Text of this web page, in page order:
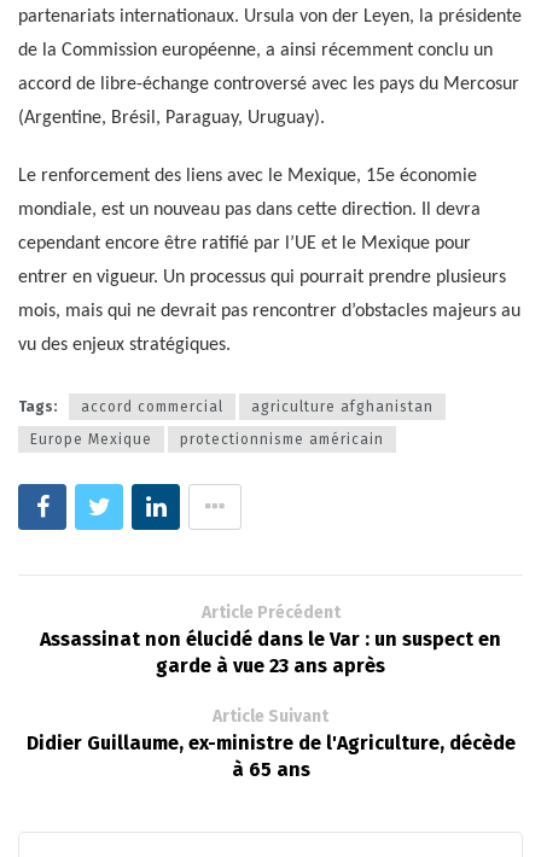
partenariats internationaux. Ursula von der Leyen, la présidente
de la Commission européenne, a ainsi récemment conclu un
accord de libre-échange controversé avec les pays du Mercosur
(Argentine, Brésil, Paraguay, Uruguay).
Le renforcement des liens avec le Mexique, 15e économie
mondiale, est un nouveau pas dans cette direction. Il devra
cependant encore être ratifié par l’UE et le Mexique pour
entrer en vigueur. Un processus qui pourrait prendre plusieurs
mois, mais qui ne devrait pas rencontrer d’obstacles majeurs au
vu des enjeux stratégiques.
Tags: accord commercial
agriculture afghanistan
Europe Mexique
protectionnisme américain
Article Précédent
Assassinat non élucidé dans le Var : un suspect en
garde à vue 23 ans après
Article Suivant
Didier Guillaume, ex-ministre de l'Agriculture, décède
à 65 ans